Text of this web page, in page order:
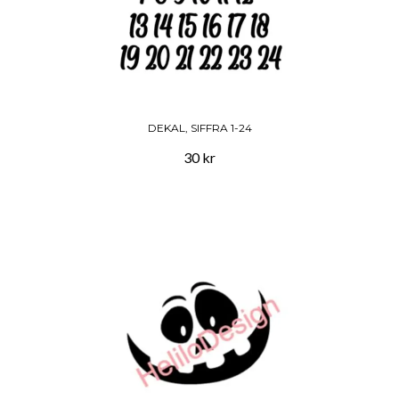
DEKAL, SIFFRA 1-24
30 kr